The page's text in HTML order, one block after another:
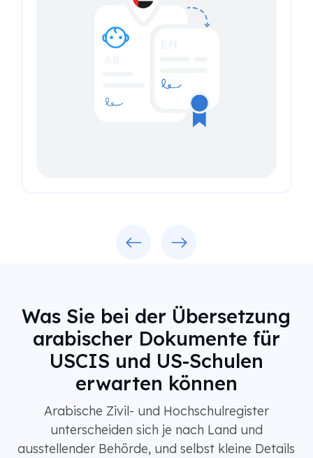
Was Sie bei der Übersetzung
arabischer Dokumente für
USCIS und US-Schulen
erwarten können
Arabische Zivil- und Hochschulregister
unterscheiden sich je nach Land und
ausstellender Behörde, und selbst kleine Details